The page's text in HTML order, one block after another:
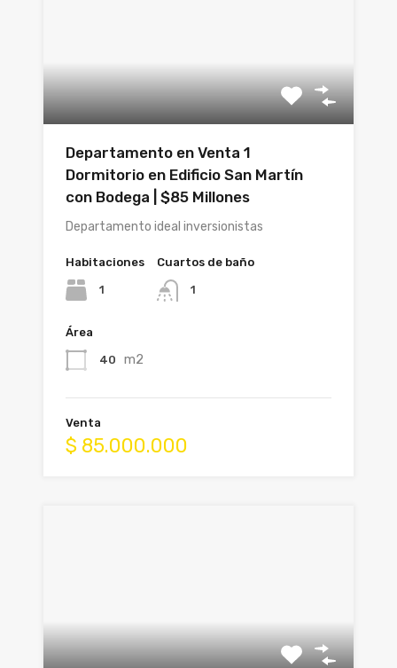
Departamento en Venta 1
Dormitorio en Edificio San Martín
con Bodega | $85 Millones
Departamento ideal inversionistas
Habitaciones
1
Cuartos de baño
1
Área
40 m2
Venta
$ 85.000.000